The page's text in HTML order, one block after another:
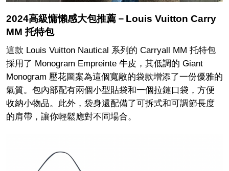
2024高級慵懶感大包推薦－Louis Vuitton Carry
MM 托特包
這款 Louis Vuitton Nautical 系列的 Carryall MM 托特包
採用了 Monogram Empreinte 牛皮，其低調的 Giant
Monogram 壓花圖案為這個寬敞的袋款增添了一份優雅的
氣質。包內部配有兩個小型貼袋和一個拉鏈口袋，方便
收納小物品。此外，袋身還配備了可拆式和可調節長度
的肩帶，讓你輕鬆應對不同場合。